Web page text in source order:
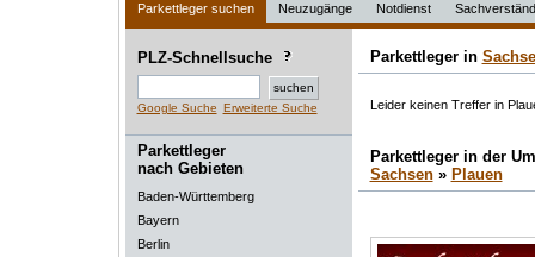
Parkettleger suchen Neuzugänge Notdienst
PLZ-Schnellsuche
Google Suche Erweiterte Suche
Parkettleger
nach Gebieten
Baden-Württemberg
Bayern
Berlin
Parkettleger in
Leider keinen Treffer in
Parkettleger in der
Sachsen» Plauen